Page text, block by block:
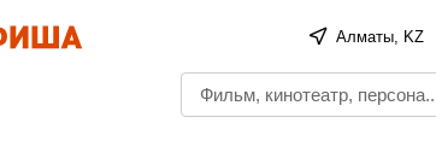
Алматы, KZ